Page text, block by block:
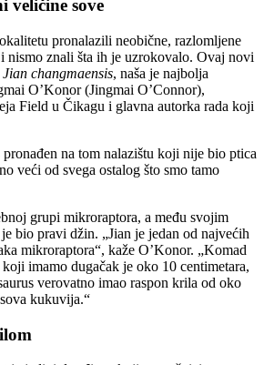
veličine sove
pronalazili neobične, razlomljene
nismo znali šta ih je uzrokovalo. Ovaj novi
Jian changmaensis, naša je najbolja
O’Konor (Jingmai O’Connor),
Field u Čikagu i glavna autorka rada koji
na tom nalazištu koji nije bio ptica
veći od svega ostalog što smo tamo
grupi mikroraptora, a među svojim
bio pravi džin. „Jian je jedan od najvećih
mikroraptora“, kaže O’Konor. „Komad
imamo dugačak je oko 10 centimetara,
verovatno imao raspon krila od oko
kukuvija.“